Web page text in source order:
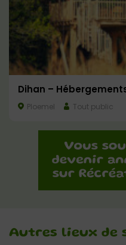
Dihan –
Ploemel Tout public
Autres lieux de